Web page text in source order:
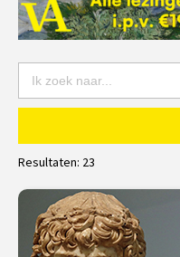
Resultaten: 23